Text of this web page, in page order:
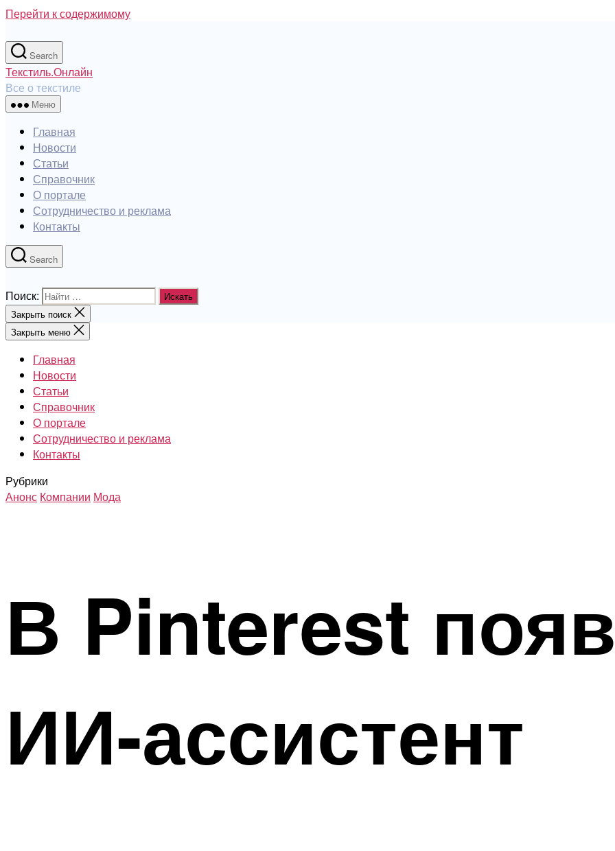
Перейти к содержимому
Search
Текстиль.Онлайн
Все о текстиле
Меню
Главная
Новости
Статьи
Справочник
О портале
Сотрудничество и реклама
Контакты
Search
Поиск:
Закрыть поиск
Закрыть меню
Главная
Новости
Статьи
Справочник
О портале
Сотрудничество и реклама
Контакты
Рубрики
Анонс Компании Мода
В Pinterest
ИИ-ассистент